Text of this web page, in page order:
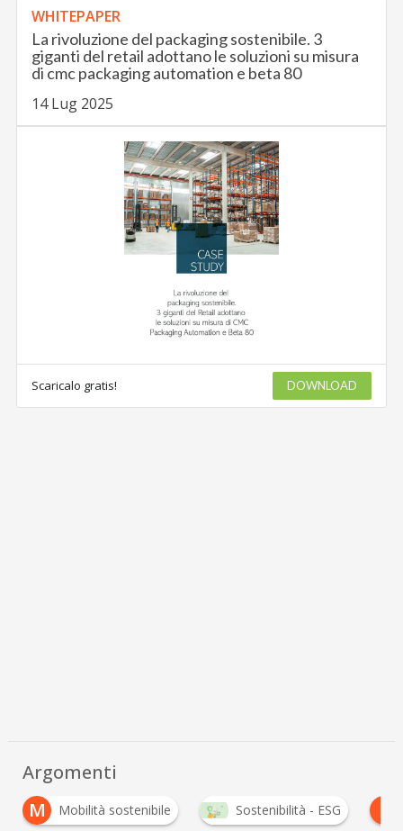
WHITEPAPER
La rivoluzione del packaging sostenibile. 3
giganti del retail adottano le soluzioni su misura
di cmc packaging automation e beta 80
14 Lug 2025
Scaricalo gratis! DOWNLOAD
Argomenti
Mobilità sostenibile Sostenibilità - ESG S